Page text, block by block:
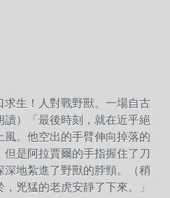
生！人對戰野獸。一場自古
）「最後時刻，就在近乎絕
。他空出的手臂伸向掉落的
是阿拉賈爾的手指握住了刀
地紮進了野獸的脖頸。（稍
兇猛的老虎安靜了下來。」